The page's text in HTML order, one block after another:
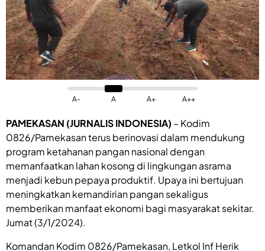
A- A A+ A++
PAMEKASAN (JURNALIS INDONESIA) – Kodim
0826/Pamekasan terus berinovasi dalam mendukung
program ketahanan pangan nasional dengan
memanfaatkan lahan kosong di lingkungan asrama
menjadi kebun pepaya produktif. Upaya ini bertujuan
meningkatkan kemandirian pangan sekaligus
memberikan manfaat ekonomi bagi masyarakat sekitar.
Jumat (3/1/2024).
Komandan Kodim 0826/Pamekasan, Letkol Inf Herik